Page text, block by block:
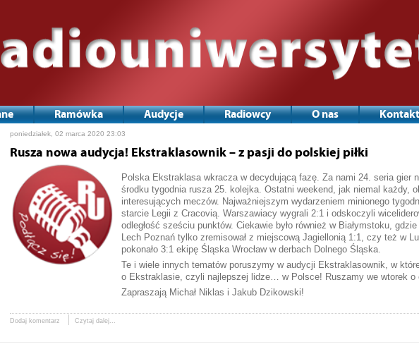
Ramówka Audycje Radiowcy O nas Kontakt
poniedziałek, 02 marca 2020 23:03
Rusza nowa audycja! Ekstraklasownik – z pasji do polskiej piłki
Polska Ekstraklasa wkracza w decydującą fazę. Za nami 24. seria gier
środku tygodnia rusza 25. kolejka. Ostatni weekend, jak niemal każdy,
interesujących meczów. Najważniejszym wydarzeniem minionego
starcie Legii z Cracovią. Warszawiacy wygrali 2:1 i odskoczyli
odległość sześciu punktów. Ciekawie było również w Białymstoku,
Lech Poznań tylko zremisował z miejscową Jagiellonią 1:1, czy też w
pokonało 3:1 ekipę Śląska Wrocław w derbach Dolnego Śląska.
Te i wiele innych tematów poruszymy w audycji Ekstraklasownik, w
o Ekstraklasie, czyli najlepszej lidze… w Polsce! Ruszamy we wtorek o
Zapraszają Michał Niklas i Jakub Dzikowski!
Dodaj komentarz Czytaj dalej...